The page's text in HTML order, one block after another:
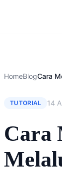
HomeBlog
TUTORIAL 14
Cara